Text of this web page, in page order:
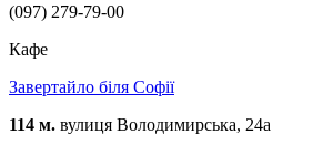
(097) 279-79-00
Кафе
Завертайло біля Софії
114 м. вулиця Володимирська, 24а